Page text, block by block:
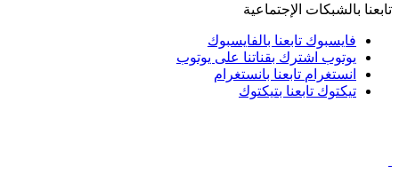
تابعنا بالشبكات الإجتماعية
فايسبوك تابعنا بالفايسبوك
يوتوب اشترك بقناتنا على يوتوب
انستغرام تابعنا بانستغرام
تيكتوك تابعنا بتيكتوك